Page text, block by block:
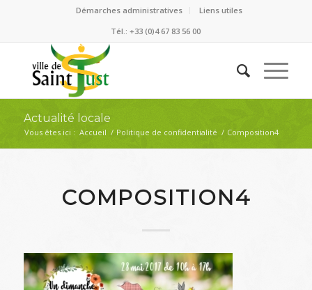
Démarches administratives
Liens utiles
Tél.: +33 (0)4 67 83 56 00
Actualité locale
Vous êtes ici : Accueil / Politique de confidentialité / Composition4
COMPOSITION4